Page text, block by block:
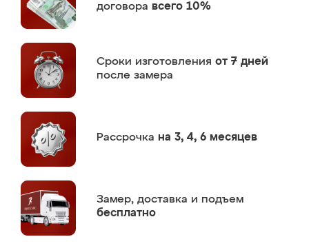
договора всего 10%
Сроки изготовления от 7 дней
после замера
Рассрочка на 3, 4, 6 месяцев
Замер, доставка и подъем
бесплатно